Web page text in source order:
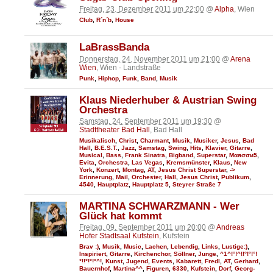
Freitag, 23. Dezember 2011 um 22:00 @ Alpha , Wien
Club R´n´b House
LaBrassBanda
Donnerstag, 24. November 2011 um 21:00 @ Arena
Wien , Wien - Landstraße
Punk Hiphop Funk Band Musik
Klaus Niederhuber & Austrian Swing
Orchestra
Samstag, 24. September 2011 um 19:30 @
Stadttheater Bad Hall, Bad Hall
Musikalisch Christ, Charmant, Musik Musiker, Jesus
Bad
Hall
B.E.S.T. Jazz Samstag Swing Hits Klavier, Gitarre
Musical
Bass Frank Sinatra Bigband Superstar, Мαяσσи5
Evita
Orchestra Las Vegas Kremsmünster, Klaus
New
York Konzert, Montag AT, Jesus Christ Superstar, ->
Erinnerung Mail Orchester, Hall Jesus Christ, Publikum
4540 Hauptplatz Hauptplatz 5 Steyrer Straße 7
MARTINA SCHWARZMANN - Wer
Glück hat kommt
Freitag, 09. September 2011 um 20:00 @ Andreas
Hofer Stadtsaal Kufstein, Kufstein
Brav :), Musik, Music, Lachen, Lebendig, Links, Lustige:),
Inspiriert, Gitarre, Kirchenchor, Söllner, Junge, ^1^!°!^!!°!°!°!
°!!°!°!°^!, Kunst, Jugend, Events, Kabarett, Fredl, AT, Gerhard,
Bauernhof, Martina^^, Figuren, 6330, Kufstein, Dorf, Georg-